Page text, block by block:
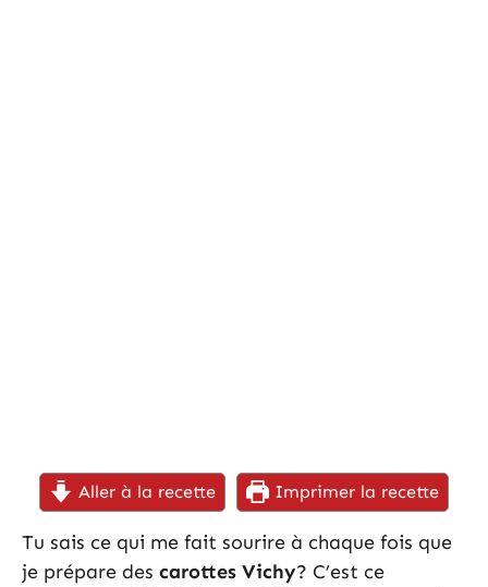
Aller à la recette Imprimer la recette
Tu sais ce qui me fait sourire à chaque fois que
je prépare des carottes Vichy? C’est ce